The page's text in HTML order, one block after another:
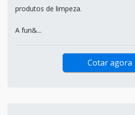
produtos de limpeza.
A fun&...
Cotar agora